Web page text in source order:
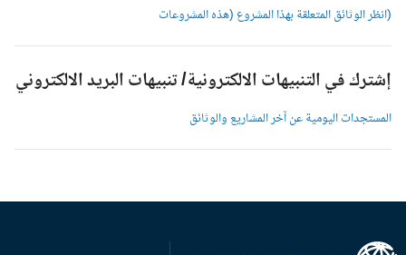
(انظر الوثائق المتعلقة بهذا المشروع (هذه المشروعات
إشترك في التنبيهات الالكترونية/ تنبيهات البريد الالكتروني
المستجدات اليومية عن آخر المشاريع والوثائق